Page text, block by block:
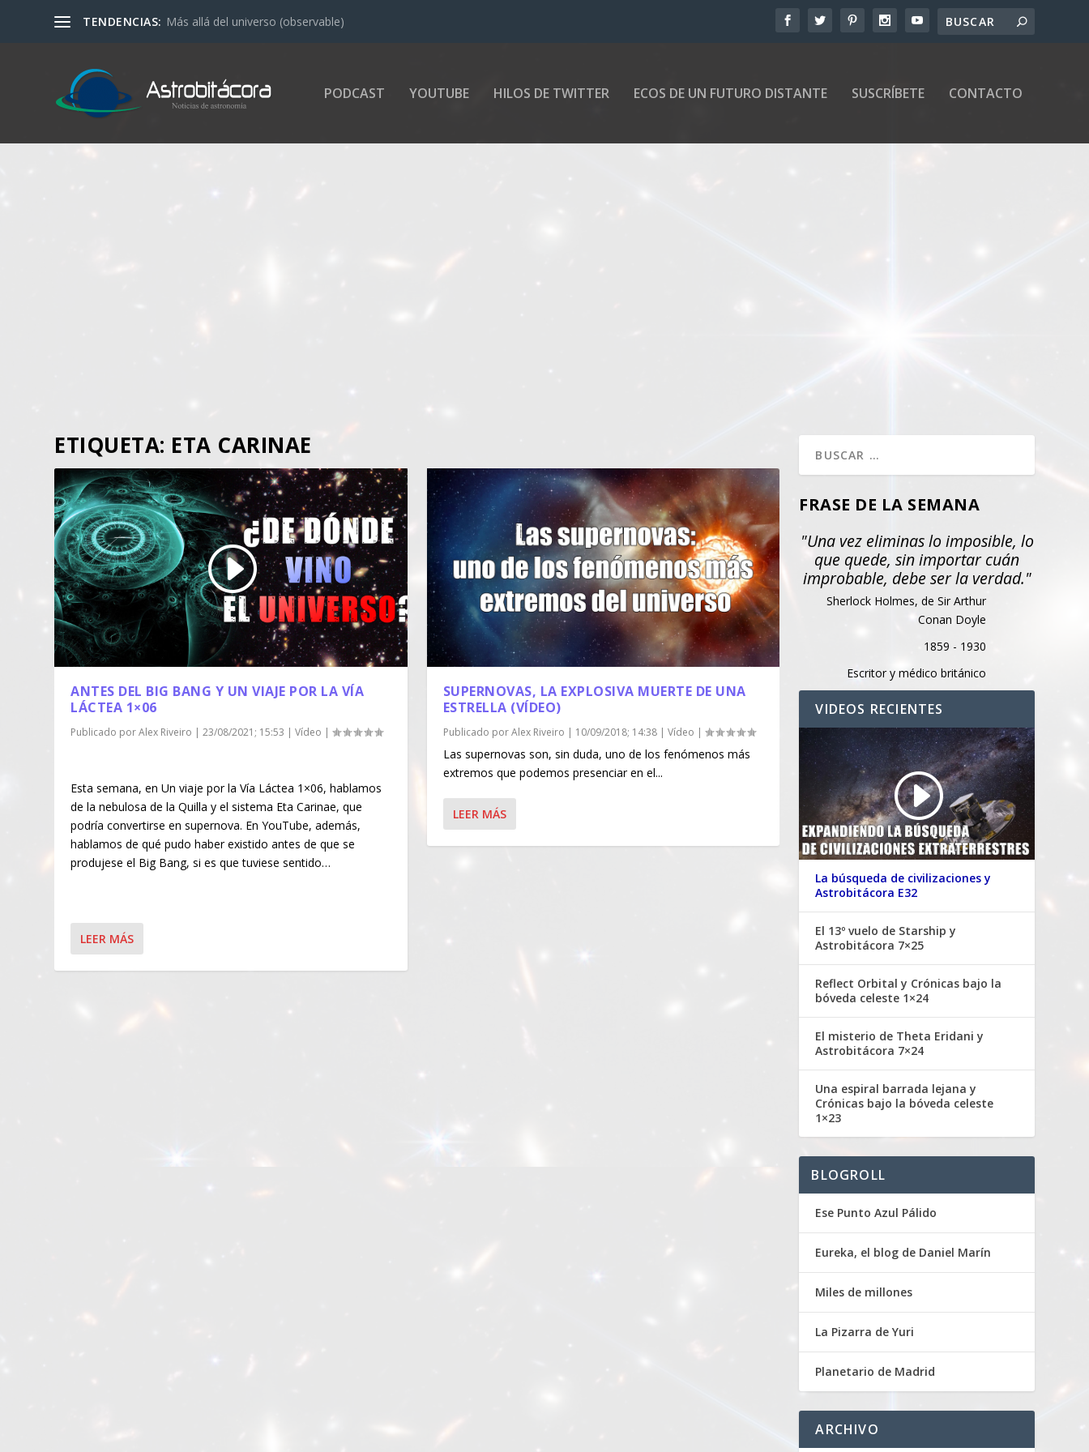
TENDENCIAS: Más allá del universo (observable)
PODCAST YOUTUBE HILOS DE TWITTER ECOS DE UN FUTURO DISTANTE SUSCRÍBETE CONTACTO
ETIQUETA: ETA CARINAE
ANTES DEL BIG BANG Y UN VIAJE POR LA VÍA
LÁCTEA 1×06
Publicado porAlex Riveiro |23/08/2021; 15:53 |Vídeo |
Esta semana, en Un viaje por la Vía Láctea 1×06, hablamos
de la nebulosa de la Quilla y el sistema Eta Carinae, que
podría convertirse en supernova. En YouTube, además,
hablamos de qué pudo haber existido antes de que se
produjese el Big Bang, si es que tuviese sentido…
LEER MÁS
SUPERNOVAS, LA EXPLOSIVA MUERTE DE UNA
ESTRELLA (VÍDEO)
Publicado porAlex Riveiro | 10/09/2018; 14:38| Vídeo |
Las supernovas son, sin duda, uno de los fenómenos más
extremos que podemos presenciar en el...
LEER MÁS
FRASE DE LA SEMANA
"Una vez eliminas lo imposible, lo
que quede, sin importar cuán
improbable, debe ser la verdad."
Sherlock Holmes, de Sir Arthur
Conan Doyle
1859 - 1930
Escritor y médico británico
VIDEOS RECIENTES
La búsqueda de civilizaciones y
Astrobitácora E32
El 13º vuelo de Starship y
Astrobitácora 7×25
Reflect Orbital y Crónicas bajo la
bóveda celeste 1×24
El misterio de Theta Eridani y
Astrobitácora 7×24
Una espiral barrada lejana y
Crónicas bajo la bóveda celeste
1×23
BLOGROLL
Ese Punto Azul Pálido
Eureka, el blog de Daniel Marín
Miles de millones
La Pizarra de Yuri
Planetario de Madrid
ARCHIVO